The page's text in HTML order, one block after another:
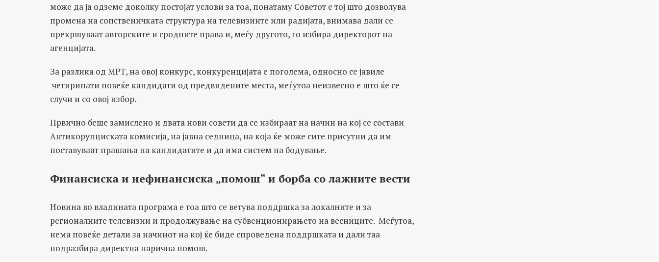
може да ја одземе доколку постојат услови за тоа, понатаму Советот е тој што дозволува
промена на сопственичката структура на телевизиите или радијата, внимава дали се
прекршуваат авторските и сродните права и, меѓу другото, го избира директорот на
агенцијата.
За разлика од МРТ, на овој конкурс, конкуренцијата е поголема, односно се јавиле
четирипати повеќе кандидати од предвидените места, меѓутоа неизвесно е што ќе се
случи и со овој избор.
Првично беше замислено и двата нови совети да се избираат на начин на кој се состави
Антикорупциската комисија, на јавна седница, на која ќе може сите присутни да им
поставуваат прашања на кандидатите и да има систем на бодување.
Финансиска и нефинансиска „помош“ и борба со лажните вести
Новина во владината програма е тоа што се ветува поддршка за локалните и за
регионалните телевизии и продолжување на субвенционирањето на весниците. Меѓутоа,
нема повеќе детали за начинот на кој ќе биде спроведена поддршката и дали таа
подразбира директна парична помош.